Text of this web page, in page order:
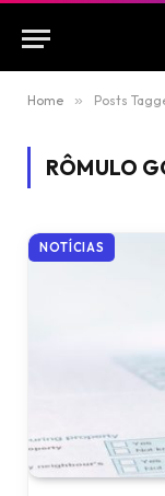
Home » Posts
RÔMULO
NOTÍCIAS